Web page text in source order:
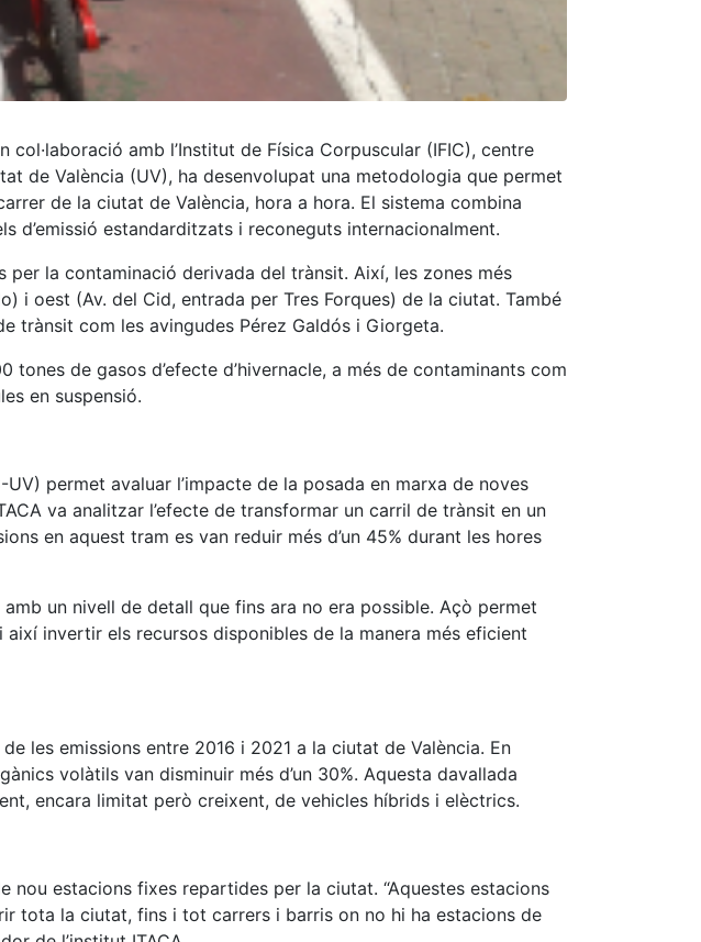
amb l’Institut de Física Corpuscular (IFIC), centre
de València (UV), ha desenvolupat una metodologia que permet
de la ciutat de València, hora a hora. El sistema combina
d’emissió estandarditzats i reconeguts internacionalment.
la contaminació derivada del trànsit. Així, les zones més
i oest (Av. del Cid, entrada per Tres Forques) de la ciutat. També
trànsit com les avingudes Pérez Galdós i Giorgeta.
de gasos d’efecte d’hivernacle, a més de contaminants com
en suspensió.
UV) permet avaluar l’impacte de la posada en marxa de noves
va analitzar l’efecte de transformar un carril de trànsit en un
en aquest tram es van reduir més d’un 45% durant les hores
un nivell de detall que fins ara no era possible. Açò permet
invertir els recursos disponibles de la manera més eficient
les emissions entre 2016 i 2021 a la ciutat de València. En
volàtils van disminuir més d’un 30%. Aquesta davallada
encara limitat però creixent, de vehicles híbrids i elèctrics.
nou estacions fixes repartides per la ciutat. “Aquestes estacions
tota la ciutat, fins i tot carrers i barris on no hi ha estacions de